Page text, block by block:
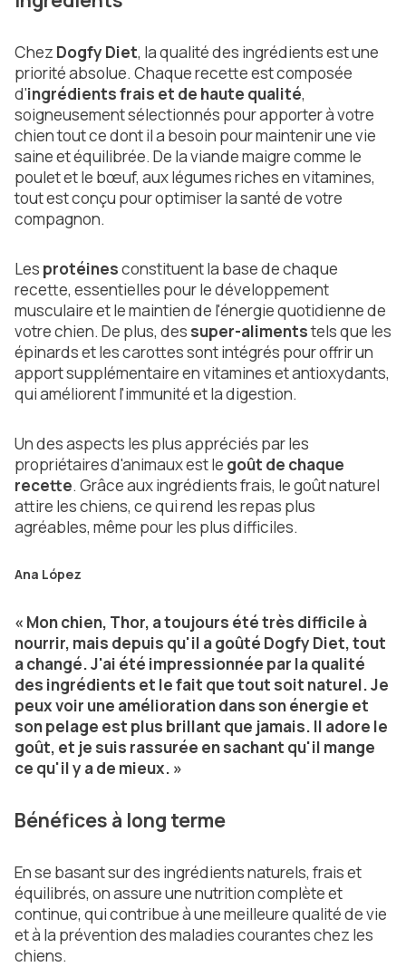
Chez Dogfy Diet, la qualité des ingrédients est une
priorité absolue. Chaque recette est composée
d'ingrédients frais et de haute qualité,
soigneusement sélectionnés pour apporter à votre
chien tout ce dont il a besoin pour maintenir une vie
saine et équilibrée. De la viande maigre comme le
poulet et le bœuf, aux légumes riches en vitamines,
tout est conçu pour optimiser la santé de votre
compagnon.
Les protéinesconstituent la base de chaque
recette, essentielles pour le développement
musculaire et le maintien de l'énergie quotidienne de
votre chien. De plus, des super-alimentstels que les
épinards et les carottes sont intégrés pour offrir un
apport supplémentaire en vitamines et antioxydants,
qui améliorent l'immunité et la digestion.
Un des aspects les plus appréciés par les
propriétaires d'animaux est le goût de chaque
recette. Grâce aux ingrédients frais, le goût naturel
attire les chiens, ce qui rend les repas plus
agréables, même pour les plus difficiles.
Ana López
« Mon chien, Thor, a toujours été très difficile à
nourrir, mais depuis qu'il a goûté Dogfy Diet, tout
a changé. J'ai été impressionnée par la qualité
des ingrédients et le fait que tout soit naturel. Je
peux voir une amélioration dans son énergie et
son pelage est plus brillant que jamais. Il adore le
goût, et je suis rassurée en sachant qu'il mange
ce qu'il y a de mieux. »
Bénéfices à long terme
En se basant sur des ingrédients naturels, frais et
équilibrés, on assure une nutrition complète et
continue, qui contribue à une meilleure qualité de vie
et à la prévention des maladies courantes chez les
chiens.